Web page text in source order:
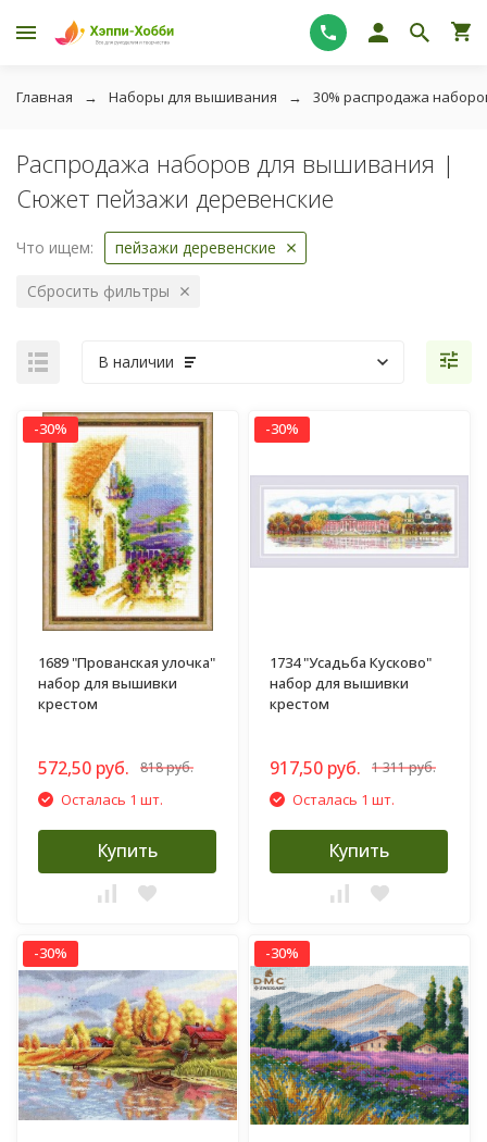
Главная Наборы для вышивания 30% распродажа
Распродажа наборов для вышивания |
Сюжет пейзажи деревенские
Что ищем: пейзажи деревенские
Сбросить фильтры
В наличии
-30%
1689 "Прованская улочка"
набор для вышивки
крестом
572,50 руб. 818 руб.
Осталась 1 шт.
Купить
-30%
1734 "Усадьба Кусково"
набор для вышивки
крестом
917,50 руб. 1 311 руб.
Осталась 1 шт.
Купить
-30% -30%